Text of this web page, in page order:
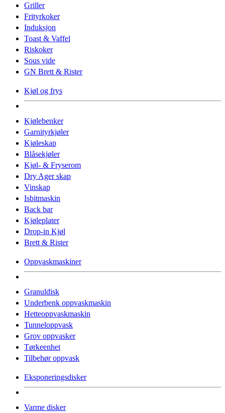
Griller
Frityrkoker
Induksjon
Toast & Vaffel
Riskoker
Sous vide
GN Brett & Rister
Kjøl og frys
Kjølebenker
Garnityrkjøler
Kjøleskap
Blåsekjøler
Kjøl- & Fryserom
Dry Ager skap
Vinskap
Isbitmaskin
Back bar
Kjøleplater
Drop-in Kjøl
Brett & Rister
Oppvaskmaskiner
Granuldisk
Underbenk oppvaskmaskin
Hetteoppvaskmaskin
Tunneloppvask
Grov oppvasker
Tørkeenhet
Tilbehør oppvask
Eksponeringsdisker
Varme disker